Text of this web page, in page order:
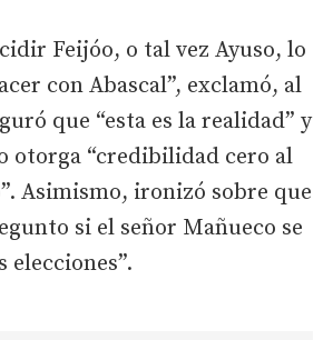
Feijóo, o tal vez Ayuso, lo
con Abascal”, exclamó, al
que “esta es la realidad” y
otorga “credibilidad cero al
Asimismo, ironizó sobre que
si el señor Mañueco se
elecciones”.